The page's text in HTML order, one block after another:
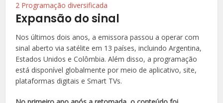
2 Programação diversificada
Expansão do sinal
Nos últimos dois anos, a emissora passou a operar com
sinal aberto via satélite em 13 países, incluindo Argentina,
Estados Unidos e Colômbia. Além disso, a programação
está disponível globalmente por meio de aplicativo, site,
plataformas digitais e Smart TVs.